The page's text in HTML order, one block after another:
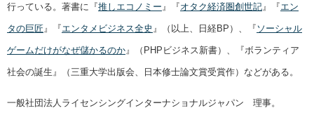
行っている。著書に『推しエコノミー 』『オタク経済圏創世記 』『エン
タの巨匠 』『エンタメビジネス全史 』（以上、日経BP）、『 ソーシャル
ゲームだけがなぜ儲かるのか 』（PHPビジネス新書）、『ボランティア
社会の誕生』（三重大学出版会、日本修士論文賞受賞作）などがある。
一般社団法人ライセンシングインターナショナルジャパン 理事。